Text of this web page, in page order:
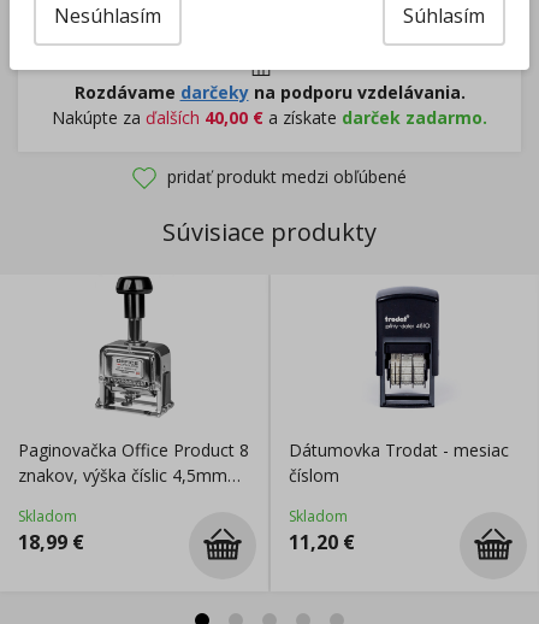
Rozdávame darčeky na podporu vzdelávania.
Nakúpte za ďalších 40,00 € a získate darček zadarmo.
pridať produkt medzi obľúbené
Súvisiace produkty
Paginovačka Office Product 8
znakov, výška číslic 4,5mm
Skladom
18,99 €
Dátumovka Trodat - mesiac
číslom
Skladom
11,20 €
Súhlasím
Nesúhlasím